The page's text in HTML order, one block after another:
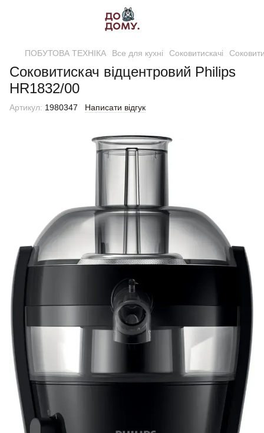
ПОБУТОВА ТЕХНІКА Все для кухні Соковитискачі
Соковитискач відцентровий Philips
HR1832/00
Артикул: 1980347 Написати відгук